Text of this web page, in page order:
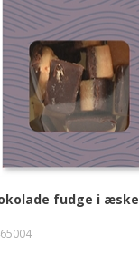
fudge i æske